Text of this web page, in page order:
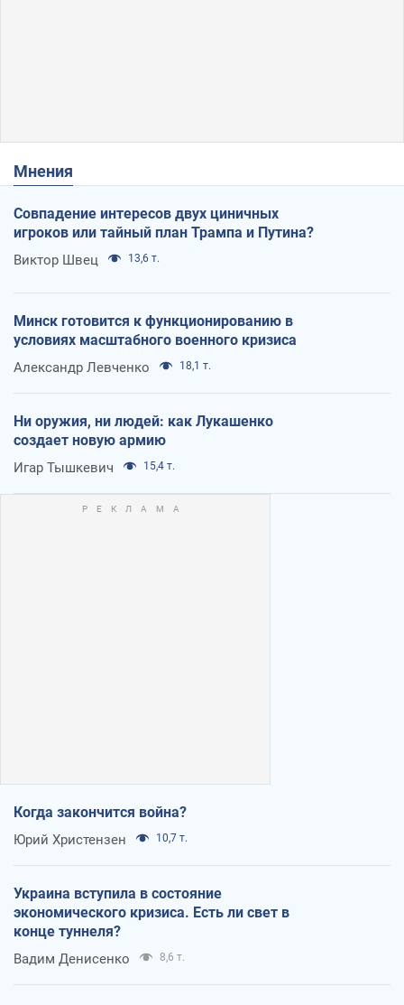
Мнения
Совпадение интересов двух циничных
игроков или тайный план Трампа и Путина?
Виктор Швец 13,6 т.
Минск готовится к функционированию в
условиях масштабного военного кризиса
Александр Левченко 18,1 т.
Ни оружия, ни людей: как Лукашенко
создает новую армию
Игар Тышкевич 15,4 т.
Когда закончится война?
Юрий Христензен 10,7 т.
Украина вступила в состояние
экономического кризиса. Есть ли свет в
конце туннеля?
Вадим Денисенко 8,6 т.